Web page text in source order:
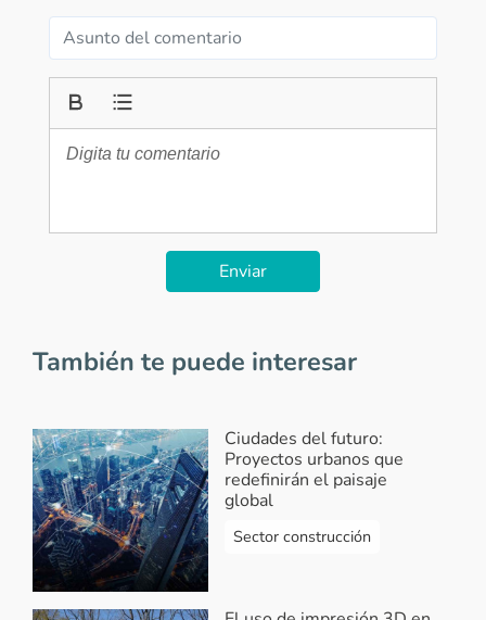
Enviar
También te puede interesar
Ciudades del futuro:
Proyectos urbanos que
redefinirán el paisaje
global
Sector construcción